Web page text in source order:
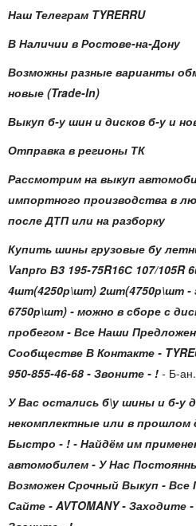
Наш Телеграм TYRERRU
В Наличии в Ростове-на-Дону
Возможны разные варианты
новые (Trade-In)
Выкуп б-у шин и дисков б-у и
Отправка в регионы ТК
Рассмотрим на выкуп
импортного производства в
после ДТП или на разборку
Купить шины грузовые бу
Vаnрrо В3 195-75R16С 107/
4шт(4250р\шт) 2шт(4750р\шт
6750р\шт) - можно в сборе с
пробегом - Все Наши
Сообществе В Контакте -
950-855-46-68 - Звоните - ! - Б-ан.
У Вас остались б\у шины и б-у
некомплектные или в прошлом
Быстро - ! - Найдём им
автомобилем - У Нас
Возможен Срочный Выкуп -
Сайте - AVTOMANY - Заходите -